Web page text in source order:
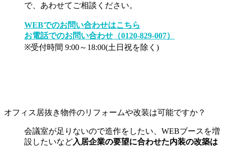
で、あわせてご相談ください。
WEBでのお問い合わせはこちら
お電話でのお問い合わせ（0120-829-007）
※受付時間 9:00～18:00(土日祝を除く)
オフィス居抜き物件のリフォームや改装は可能ですか？
会議室が足りないので造作をしたい、WEBブースを増
設したいなど入居企業の要望に合わせた内装の改築は